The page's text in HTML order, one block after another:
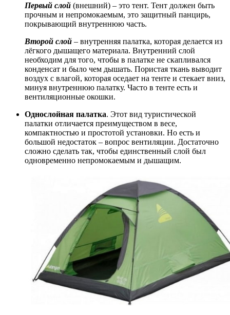
Первый слой (внешний) – это тент. Тент должен быть
прочным и непромокаемым, это защитный панцирь,
покрывающий внутреннюю часть.
Второй слой – внутренняя палатка, которая делается из
лёгкого дышащего материала. Внутренний слой
необходим для того, чтобы в палатке не скапливался
конденсат и было чем дышать. Пористая ткань выводит
воздух с влагой, которая оседает на тенте и стекает вниз,
минуя внутреннюю палатку. Часто в тенте есть и
вентиляционные окошки.
Однослойная палатка. Этот вид туристической
палатки отличается преимуществом в весе,
компактностью и простотой установки. Но есть и
большой недостаток – вопрос вентиляции. Достаточно
сложно сделать так, чтобы единственный слой был
одновременно непромокаемым и дышащим.